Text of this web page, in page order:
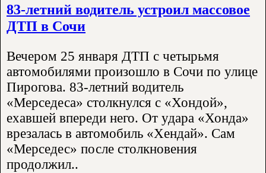
83-летний водитель устроил массовое
ДТП в Сочи
Вечером 25 января ДТП с четырьмя
автомобилями произошло в Сочи по улице
Пирогова. 83-летний водитель
«Мерседеса» столкнулся с «Хондой»,
ехавшей впереди него. От удара «Хонда»
врезалась в автомобиль «Хендай». Сам
«Мерседес» после столкновения
продолжил..